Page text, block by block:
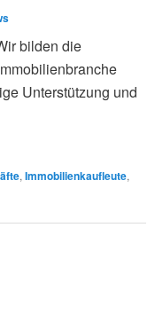
bilden die
Unterstützung und
,Immobilienkaufleute,